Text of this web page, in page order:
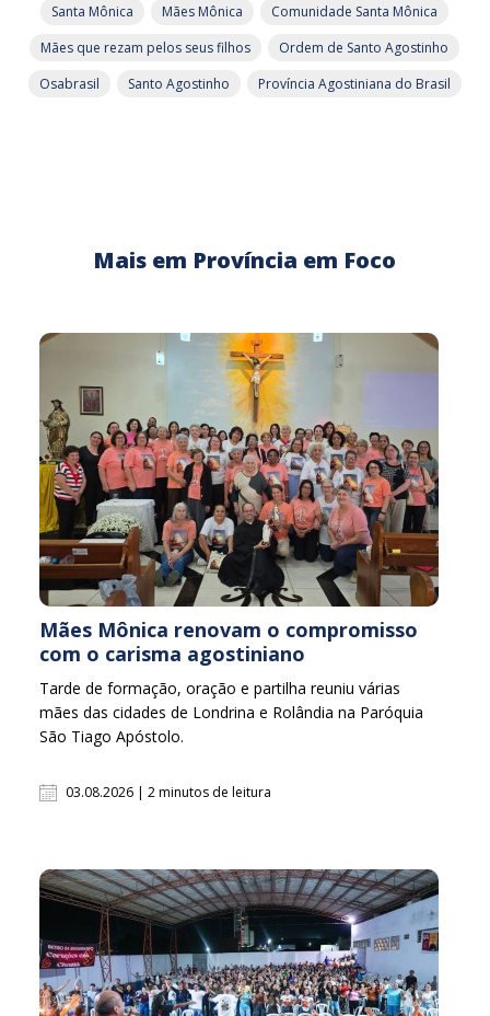
Santa Mônica Mães Mônica
Comunidade Santa Mônica
Mães que rezam pelos seus filhos
Ordem de Santo Agostinho
Osabrasil
Santo Agostinho Província Agostiniana do Brasil
Mais em Província em Foco
Mães Mônica renovam o compromisso
com o carisma agostiniano
Tarde de formação, oração e partilha reuniu várias
mães das cidades de Londrina e Rolândia na Paróquia
São Tiago Apóstolo.
03.08.2026 | 2 minutos de leitura